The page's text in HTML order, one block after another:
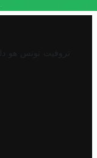
تروفيت تونس هو